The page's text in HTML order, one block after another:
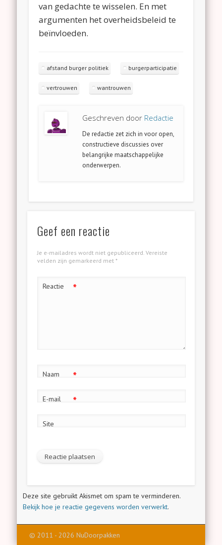
van gedachte te wisselen. En met
argumenten het overheidsbeleid te
beïnvloeden.
afstand burger politiek burgerparticipatie
vertrouwen wantrouwen
Geschreven door Redactie
De redactie zet zich in voor open,
constructieve discussies over
belangrijke maatschappelijke
onderwerpen.
Geef een reactie
Je e-mailadres wordt niet gepubliceerd. Vereiste
velden zijn gemarkeerd met *
Reactie *
Naam *
E-mail *
Site
Deze site gebruikt Akismet om spam te verminderen.
Bekijk hoe je reactie gegevens worden verwerkt.
© 2011 - 2026 NuDoorpakken